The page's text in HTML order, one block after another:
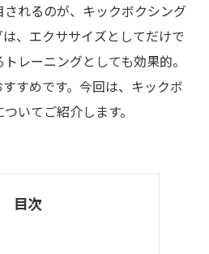
れるのが、キックボクシング
、エクササイズとしてだけで
レーニングとしても効果的。
すめです。今回は、キックボ
いてご紹介します。
目次